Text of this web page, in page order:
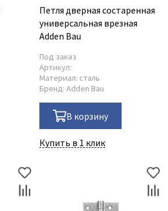
Петля дверная состаренная
универсальная врезная
Adden Bau
Под заказ
Артикул:
Материал: сталь
Бренд: Adden Bau
В корзину
Купить в 1 клик